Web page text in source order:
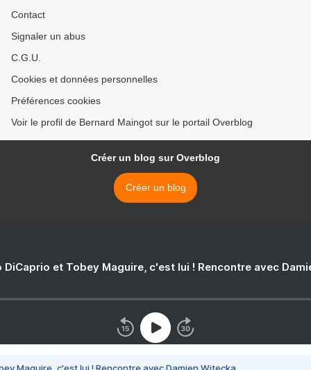
Contact
Signaler un abus
C.G.U.
Cookies et données personnelles
Préférences cookies
Voir le profil de Bernard Maingot sur le portail Overblog
Créer un blog sur Overblog
Créer un blog
DiCaprio et Tobey Maguire, c'est lui ! Rencontre avec